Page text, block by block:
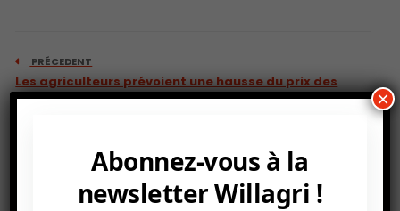
PRÉCEDENT
Les agriculteurs prévoient une hausse du prix des
engrais pendant deux ans.
Abonnez-vous à la
newsletter Willagri !
×